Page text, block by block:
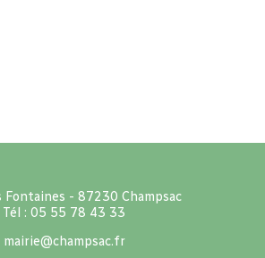
Fontaines - 87230 Champsac
Tél : 05 55 78 43 33
mairie@champsac.fr